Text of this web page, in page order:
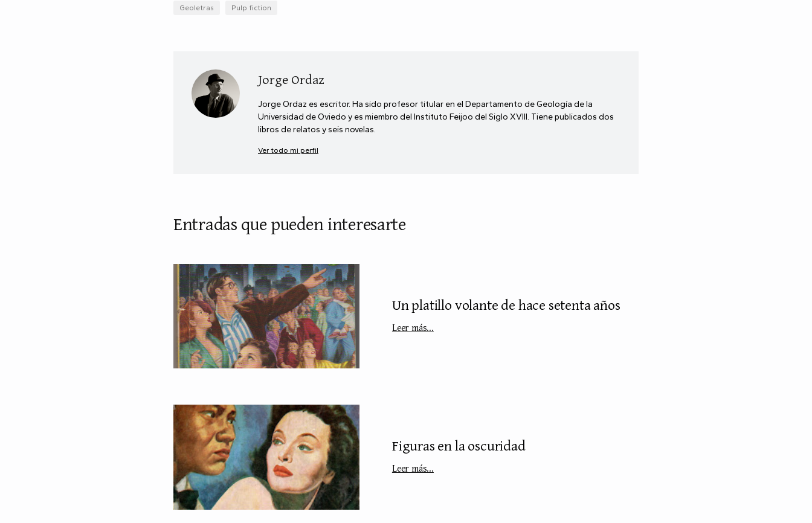
Geoletras Pulp fiction
Jorge Ordaz
Jorge Ordaz es escritor. Ha sido profesor titular en el Departamento de Geología de la
Universidad de Oviedo y es miembro del Instituto Feijoo del Siglo XVIII. Tiene publicados dos
libros de relatos y seis novelas.
Ver todo mi perfil
Entradas que pueden interesarte
Un platillo volante de hace setenta años
Leer más...
Figuras en la oscuridad
Leer más...